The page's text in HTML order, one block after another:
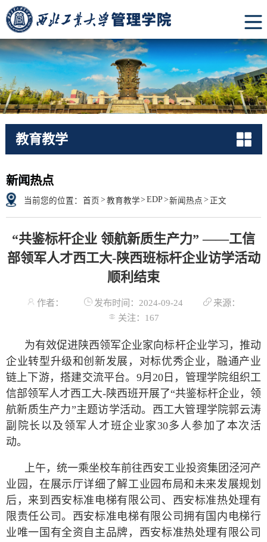
教育教学
新闻热点
News
当前您的位置： 首页 > 教育教学> EDP>新闻热点 > 正文
“共鉴标杆企业 领航新质生产力” ——工信
部领军人才西工大-陕西班标杆企业访学活动
顺利结束
作者： 发布时间：2024-09-24
来源：
关注： 167
为有效促进陕西领军企业家向标杆企业学习，推动
企业转型升级和创新发展，对标优秀企业，融通产业
链上下游，搭建交流平台。9月20日，管理学院组织工
信部领军人才西工大-陕西班开展了“共鉴标杆企业，领
航新质生产力”主题访学活动。西工大管理学院郭云涛
副院长以及领军人才班企业家30多人参加了本次活
动。
上午，统一乘坐校车前往西安工业投资集团泾河产
业园，在展示厅详细了解工业园布局和未来发展规划
后，来到西安标准电梯有限公司、西安标准热处理有
限责任公司。西安标准电梯有限公司拥有国内电梯行
业唯一国有全资自主品牌，西安标准热处理有限公司